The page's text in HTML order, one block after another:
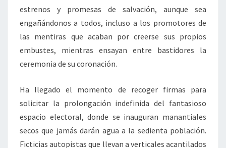
estrenos y promesas de salvación, aunque sea
engañándonos a todos, incluso a los promotores de
las mentiras que acaban por creerse sus propios
embustes, mientras ensayan entre bastidores la
ceremonia de su coronación.
Ha llegado el momento de recoger firmas para
solicitar la prolongación indefinida del fantasioso
espacio electoral, donde se inauguran manantiales
secos que jamás darán agua a la sedienta población.
Ficticias autopistas que llevan a verticales acantilados